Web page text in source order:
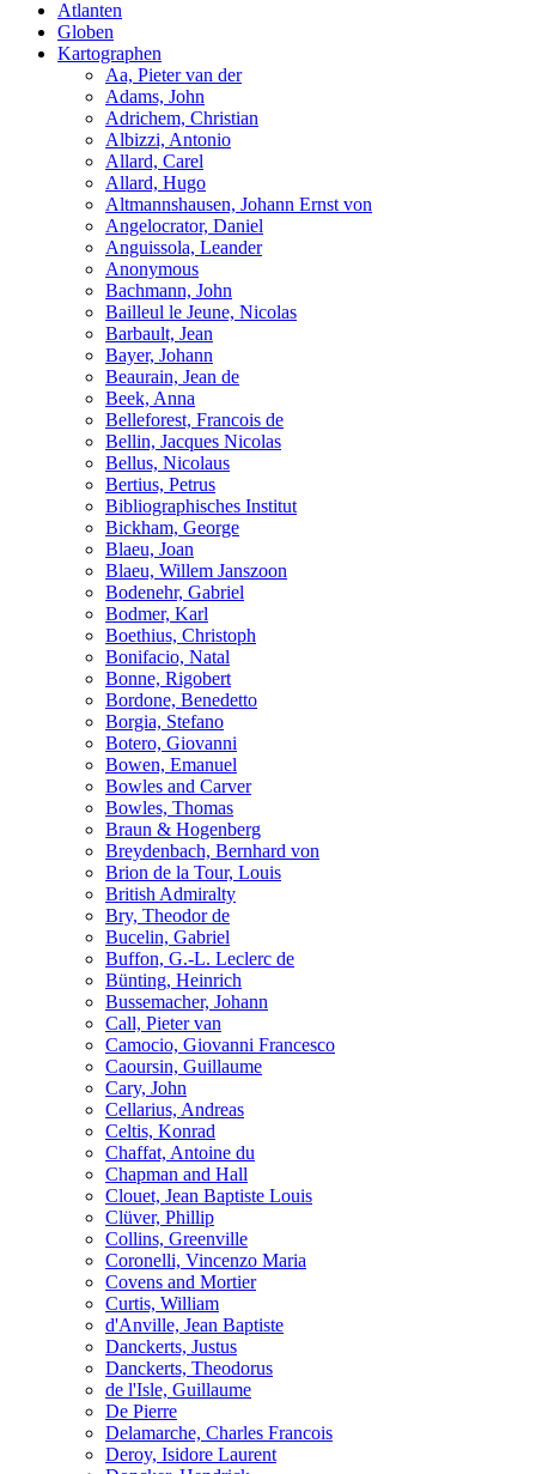
Atlanten
Globen
Kartographen
Aa, Pieter van der
Adams, John
Adrichem, Christian
Albizzi, Antonio
Allard, Carel
Allard, Hugo
Altmannshausen, Johann Ernst von
Angelocrator, Daniel
Anguissola, Leander
Anonymous
Bachmann, John
Bailleul le Jeune, Nicolas
Barbault, Jean
Bayer, Johann
Beaurain, Jean de
Beek, Anna
Belleforest, Francois de
Bellin, Jacques Nicolas
Bellus, Nicolaus
Bertius, Petrus
Bibliographisches Institut
Bickham, George
Blaeu, Joan
Blaeu, Willem Janszoon
Bodenehr, Gabriel
Bodmer, Karl
Boethius, Christoph
Bonifacio, Natal
Bonne, Rigobert
Bordone, Benedetto
Borgia, Stefano
Botero, Giovanni
Bowen, Emanuel
Bowles and Carver
Bowles, Thomas
Braun & Hogenberg
Breydenbach, Bernhard von
Brion de la Tour, Louis
British Admiralty
Bry, Theodor de
Bucelin, Gabriel
Buffon, G.-L. Leclerc de
Bünting, Heinrich
Bussemacher, Johann
Call, Pieter van
Camocio, Giovanni Francesco
Caoursin, Guillaume
Cary, John
Cellarius, Andreas
Celtis, Konrad
Chaffat, Antoine du
Chapman and Hall
Clouet, Jean Baptiste Louis
Clüver, Phillip
Collins, Greenville
Coronelli, Vincenzo Maria
Covens and Mortier
Curtis, William
d'Anville, Jean Baptiste
Danckerts, Justus
Danckerts, Theodorus
de l'Isle, Guillaume
De Pierre
Delamarche, Charles Francois
Deroy, Isidore Laurent